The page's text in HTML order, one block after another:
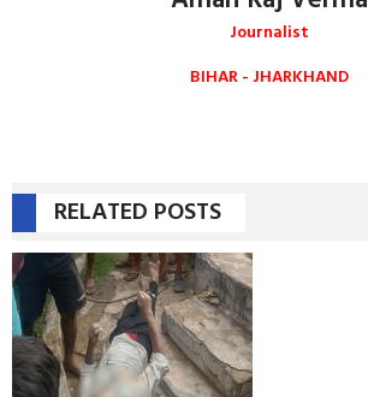
Journalist
BIHAR - JHARKHAND
RELATED POSTS